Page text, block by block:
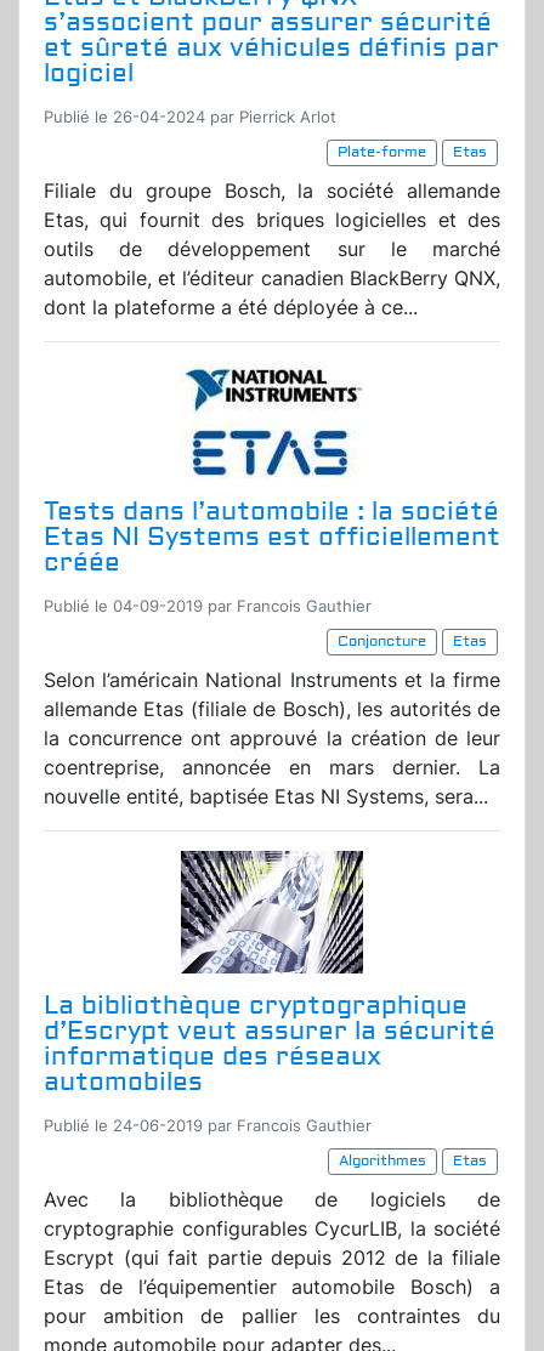
s’associent pour assurer sécurité
et sûreté aux véhicules définis par
logiciel
Publié le 26-04-2024 par Pierrick Arlot
Plate-forme
Etas
Filiale du groupe Bosch, la société allemande
Etas, qui fournit des briques logicielles et des
outils de développement sur le marché
automobile, et l’éditeur canadien BlackBerry QNX,
dont la plateforme a été déployée à ce...
Tests dans l’automobile : la société
Etas NI Systems est officiellement
créée
Publié le 04-09-2019 par Francois Gauthier
Conjoncture
Etas
Selon l’américain National Instruments et la firme
allemande Etas (filiale de Bosch), les autorités de
la concurrence ont approuvé la création de leur
coentreprise, annoncée en mars dernier. La
nouvelle entité, baptisée Etas NI Systems, sera...
La bibliothèque cryptographique
d’Escrypt veut assurer la sécurité
informatique des réseaux
automobiles
Publié le 24-06-2019 par Francois Gauthier
Algorithmes
Etas
Avec la bibliothèque de logiciels de
cryptographie configurables CycurLIB, la société
Escrypt (qui fait partie depuis 2012 de la filiale
Etas de l’équipementier automobile Bosch) a
pour ambition de pallier les contraintes du
monde automobile pour adapter des...